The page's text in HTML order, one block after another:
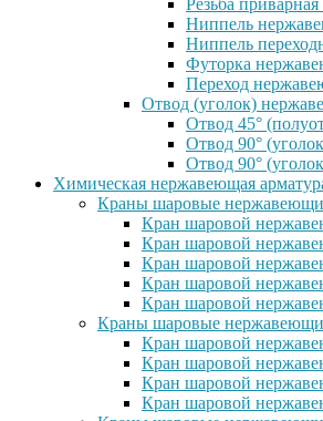
Резьба
Ниппель
Ниппель
Футорка
Переход
Отвод (уголок)
Отвод 45°
Отвод 90°
Отвод 90°
Химическая нержавеющая
Краны шаровые
Кран шаровой
Кран шаровой
Кран шаровой
Кран шаровой
Кран шаровой
Краны шаровые
Кран шаровой
Кран шаровой
Кран шаровой
Кран шаровой